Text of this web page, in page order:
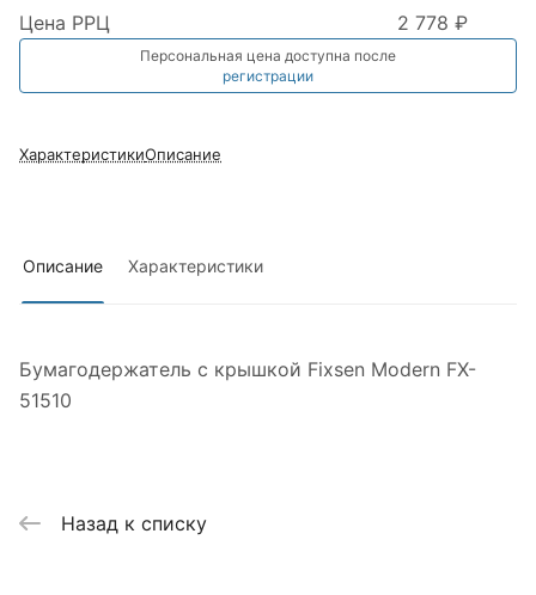
Цена РРЦ 2 778 ₽
Персональная цена доступна после
регистрации
ХарактеристикиОписание
Описание Характеристики
Бумагодержатель с крышкой Fixsen Modern FX-
51510
Назад к списку